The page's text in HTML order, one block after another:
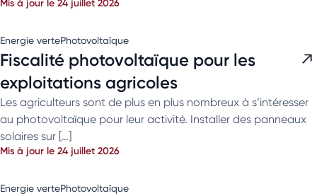
Mis à jour le 24 juillet 2026
Energie vertePhotovoltaïque
Fiscalité photovoltaïque pour les
exploitations agricoles
Les agriculteurs sont de plus en plus nombreux à s’intéresser
au photovoltaïque pour leur activité. Installer des panneaux
solaires sur […]
Mis à jour le 24 juillet 2026
Energie vertePhotovoltaïque